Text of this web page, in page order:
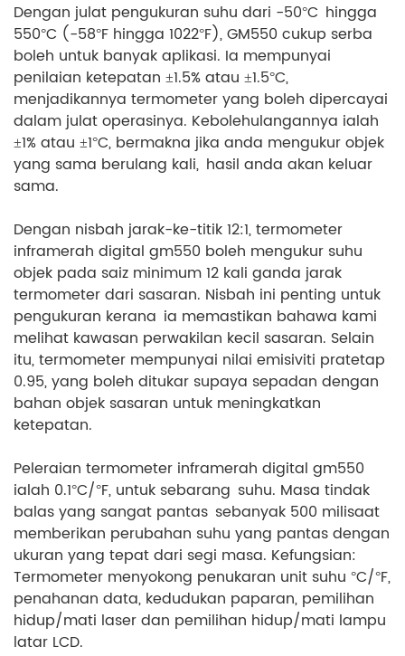
Dengan julat pengukuran suhu dari -50°C hingga
550°C (-58°F hingga 1022°F), GM550 cukup serba
boleh untuk banyak aplikasi. Ia mempunyai
penilaian ketepatan ±1.5% atau ±1.5°C,
menjadikannya termometer yang boleh dipercayai
dalam julat operasinya. Kebolehulangannya ialah
±1% atau ±1°C, bermakna jika anda mengukur objek
yang sama berulang kali, hasil anda akan keluar
sama.
Dengan nisbah jarak-ke-titik 12:1, termometer
inframerah digital gm550 boleh mengukur suhu
objek pada saiz minimum 12 kali ganda jarak
termometer dari sasaran. Nisbah ini penting untuk
pengukuran kerana ia memastikan bahawa kami
melihat kawasan perwakilan kecil sasaran. Selain
itu, termometer mempunyai nilai emisiviti pratetap
0.95, yang boleh ditukar supaya sepadan dengan
bahan objek sasaran untuk meningkatkan
ketepatan.
Peleraian termometer inframerah digital gm550
ialah 0.1°C/°F, untuk sebarang suhu. Masa tindak
balas yang sangat pantas sebanyak 500 milisaat
memberikan perubahan suhu yang pantas dengan
ukuran yang tepat dari segi masa. Kefungsian:
Termometer menyokong penukaran unit suhu °C/°F,
penahanan data, kedudukan paparan, pemilihan
hidup/mati laser dan pemilihan hidup/mati lampu
latar LCD.